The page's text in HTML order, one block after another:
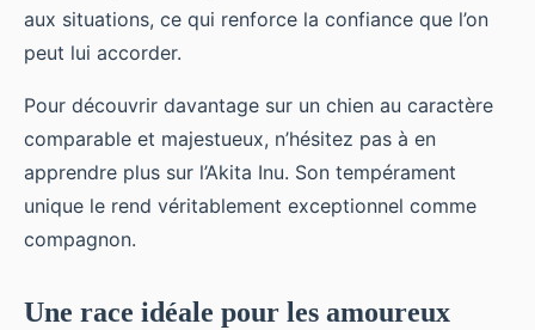
aux situations, ce qui renforce la confiance que l’on
peut lui accorder.
Pour découvrir davantage sur un chien au caractère
comparable et majestueux, n’hésitez pas à en
apprendre plus sur l’Akita Inu. Son tempérament
unique le rend véritablement exceptionnel comme
compagnon.
Une race idéale pour les amoureux